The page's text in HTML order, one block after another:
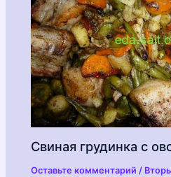
Свиная грудинка с
Оставьте комментарий /